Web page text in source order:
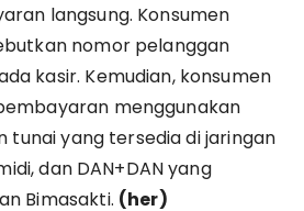
langsung. Konsumen
nomor pelanggan
kasir. Kemudian, konsumen
menggunakan
tunai yang tersedia di jaringan
dan DAN+DAN yang
Bimasakti. (her)